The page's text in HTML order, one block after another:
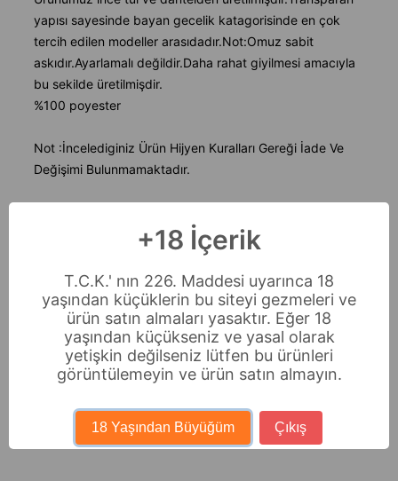
yapısı sayesinde bayan gecelik katagorisinde en çok
tercih edilen modeller arasıdadır.Not:Omuz sabit
askıdır.Ayarlamalı değildir.Daha rahat giyilmesi amacıyla
bu sekilde üretilmişdir.
%100 poyester
Not :İncelediginiz Ürün Hijyen Kuralları Gereği İade Ve
Değişimi Bulunmamaktadır.
+18 İçerik
T.C.K.' nın 226. Maddesi uyarınca 18
yaşından küçüklerin bu siteyi gezmeleri ve
ürün satın almaları yasaktır. Eğer 18
yaşından küçükseniz ve yasal olarak
yetişkin değilseniz lütfen bu ürünleri
görüntülemeyin ve ürün satın almayın.
18 Yaşından Büyüğüm Çıkış